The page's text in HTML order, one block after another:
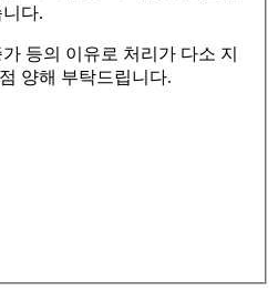
다.
등의 이유로 처리가 다소 지
양해 부탁드립니다.